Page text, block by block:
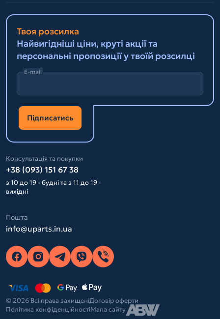
Твоя розсилка
Найвигідніші ціни, круті акції та
персональні пропозиції у твоїй розсилці
E-mail
Підписатись
Консультація та покупки
+38 (093) 151 67 38
з 10 до 19 - будні та з 11 до 19 -
вихідні
Пошта
info@uparts.in.ua
© 2026 Всі права захищеніДоговір оферти
Політика конфіденційностіМапа сайту